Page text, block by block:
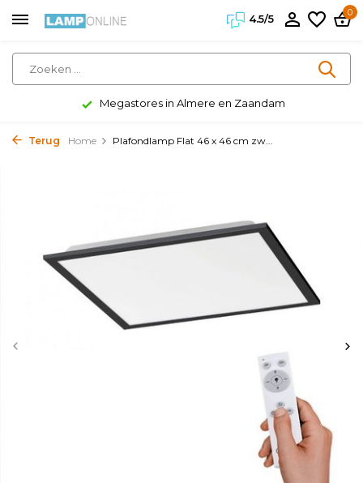
4.5/5
0
Megastores in Almere en Zaandam
Terug Home Plafondlamp Flat 46 x 46 cm zw...